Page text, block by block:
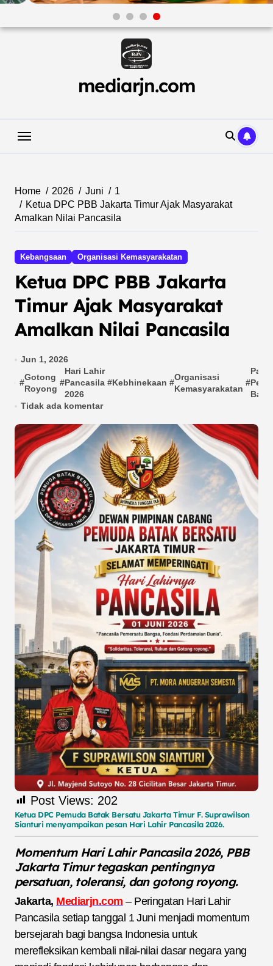
Skip
mediarjn.com
Home 2026 Juni
1
Ketua DPC PBB Jakarta Timur Ajak Masyarakat
Amalkan Nilai Pancasila
Kebangsaan Organisasi Kemasyarakatan
Ketua DPC PBB Jakarta
Timur Ajak Masyarakat
Amalkan Nilai Pancasila
Jun 1, 2026
#
Gotong
Royong
#
Hari Lahir
Pancasila
2026
#Kebhinekaan #
Organisasi
Kemasyarakatan
#
Tidak ada komentar
Post Views: 202
Ketua DPC Pemuda Batak Bersatu Jakarta Timur F. Suprawilson
Sianturi menyampaikan pesan Hari Lahir Pancasila 2026.
Momentum Hari Lahir Pancasila 2026, PBB
Jakarta Timur tegaskan pentingnya
persatuan, toleransi, dan gotong royong.
Jakarta, Mediarjn.com – Peringatan Hari Lahir
Pancasila setiap tanggal 1 Juni menjadi momentum
bersejarah bagi bangsa Indonesia untuk
merefleksikan kembali nilai-nilai dasar negara yang